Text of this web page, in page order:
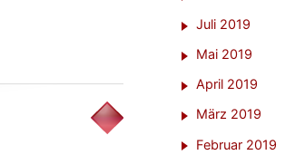
Juli 2019
Mai 2019
April 2019
März 2019
Februar 2019